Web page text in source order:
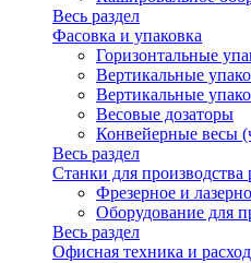
Весь раздел
Фасовка и упаковка
Горизонтальные
Вертикальные
Вертикальные
Весовые дозаторы
Конвейерные весы
Весь раздел
Станки для
Фрезерное и
Оборудование для
Весь раздел
Офисная техника и